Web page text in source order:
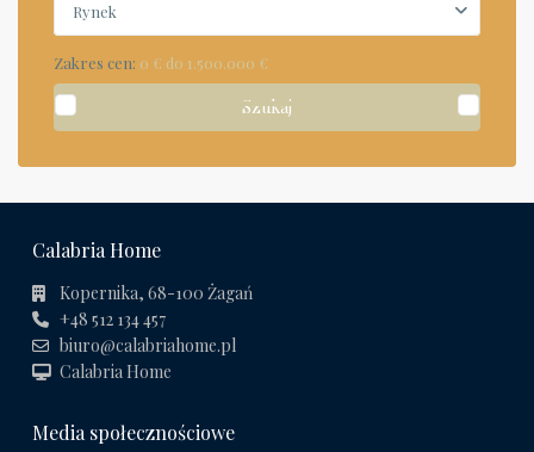
Rynek
Zakres cen: 0 € do 1.500.000 €
Szukaj
Calabria Home
Kopernika, 68-100 Żagań
+48 512 134 457
biuro@calabriahome.pl
Calabria Home
Media społecznościowe